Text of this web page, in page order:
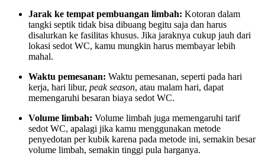
Jarak ke tempat pembuangan limbah: Kotoran dalam
tangki septik tidak bisa dibuang begitu saja dan harus
disalurkan ke fasilitas khusus. Jika jaraknya cukup jauh dari
lokasi sedot WC, kamu mungkin harus membayar lebih
mahal.
Waktu pemesanan: Waktu pemesanan, seperti pada hari
kerja, hari libur, peak season, atau malam hari, dapat
memengaruhi besaran biaya sedot WC.
Volume limbah: Volume limbah juga memengaruhi tarif
sedot WC, apalagi jika kamu menggunakan metode
penyedotan per kubik karena pada metode ini, semakin besar
volume limbah, semakin tinggi pula harganya.